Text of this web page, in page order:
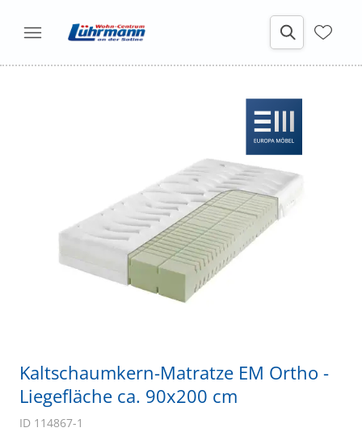
Kaltschaumkern-Matratze EM Ortho -
Liegefläche ca. 90x200 cm
ID 114867-1